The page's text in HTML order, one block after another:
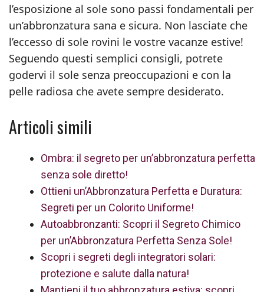
l’esposizione al sole sono passi fondamentali per
un’abbronzatura sana e sicura. Non lasciate che
l’eccesso di sole rovini le vostre vacanze estive!
Seguendo questi semplici consigli, potrete
godervi il sole senza preoccupazioni e con la
pelle radiosa che avete sempre desiderato.
Articoli simili
Ombra: il segreto per un’abbronzatura perfetta
senza sole diretto!
Ottieni un’Abbronzatura Perfetta e Duratura:
Segreti per un Colorito Uniforme!
Autoabbronzanti: Scopri il Segreto Chimico
per un’Abbronzatura Perfetta Senza Sole!
Scopri i segreti degli integratori solari:
protezione e salute dalla natura!